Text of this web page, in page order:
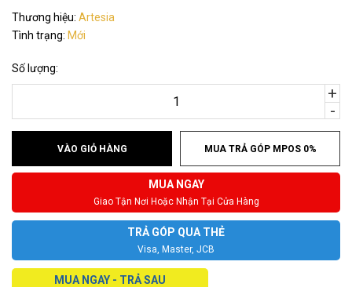
Thương hiệu: Artesia
Tình trạng: Mới
Số lượng:
-
+
VÀO GIỎ HÀNG MUA TRẢ GÓP MPOS 0%
MUA NGAY
Giao Tận Nơi Hoặc Nhận Tại Cửa Hàng
TRẢ GÓP QUA THẺ
Visa, Master, JCB
MUA NGAY - TRẢ SAU